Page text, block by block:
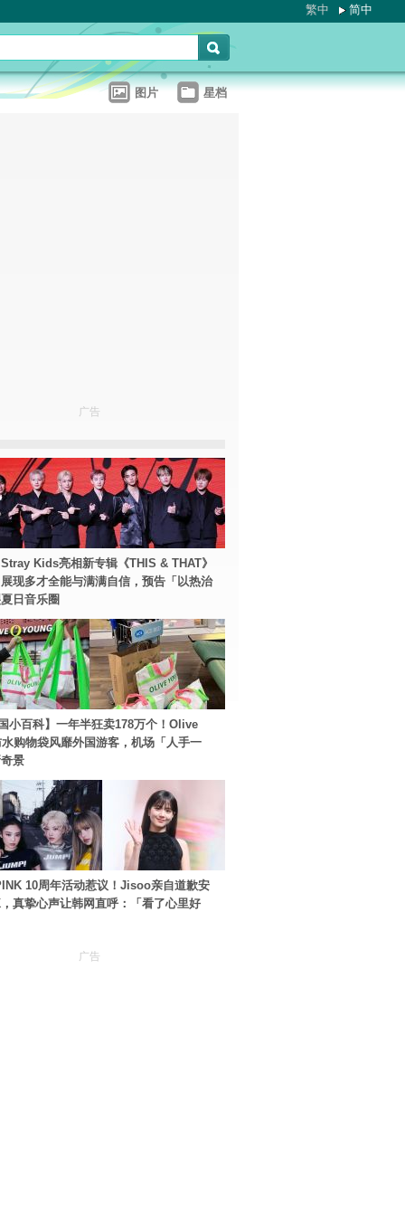
繁中 简中
图片 星档
广告
Kids亮相新专辑《THIS & THAT》
现多才全能与满满自信，预告「以热治
日音乐圈
小百科】一年半狂卖178万个！Olive
购物袋风靡外国游客，机场「人手一
景
10周年活动惹议！Jisoo亲自道歉安
真挚心声让韩网直呼：「看了心里好
广告